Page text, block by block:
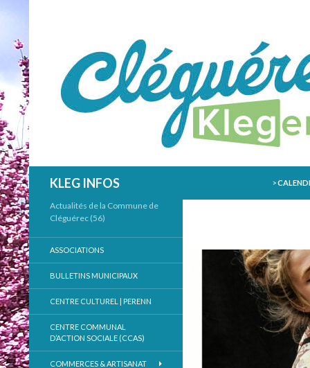
KLEG INFOS
>
Actualités de la Commune de
Cléguérec (56)
ASSOCIATIONS
BULLETINS MUNICIPAUX
CENTRE CULTUREL | PERENN
CENTRE COMMUNAL
D’ACTION SOCIALE (CCAS)
COMMERCES & ARTISANAT